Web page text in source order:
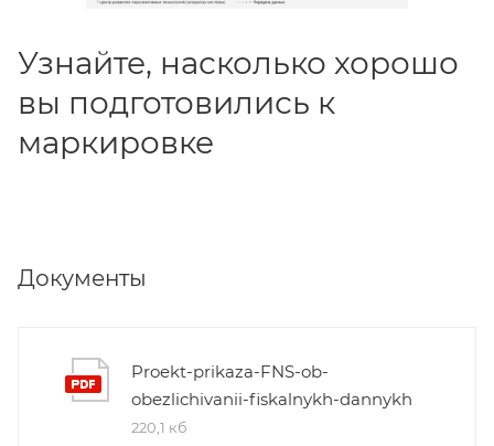
Узнайте, насколько хорошо
вы подготовились к
маркировке
Документы
Proekt-prikaza-FNS-ob-
obezlichivanii-fiskalnykh-dannykh
220,1 кб